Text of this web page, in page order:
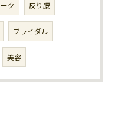
ク 反り腰
ブライダル
美容